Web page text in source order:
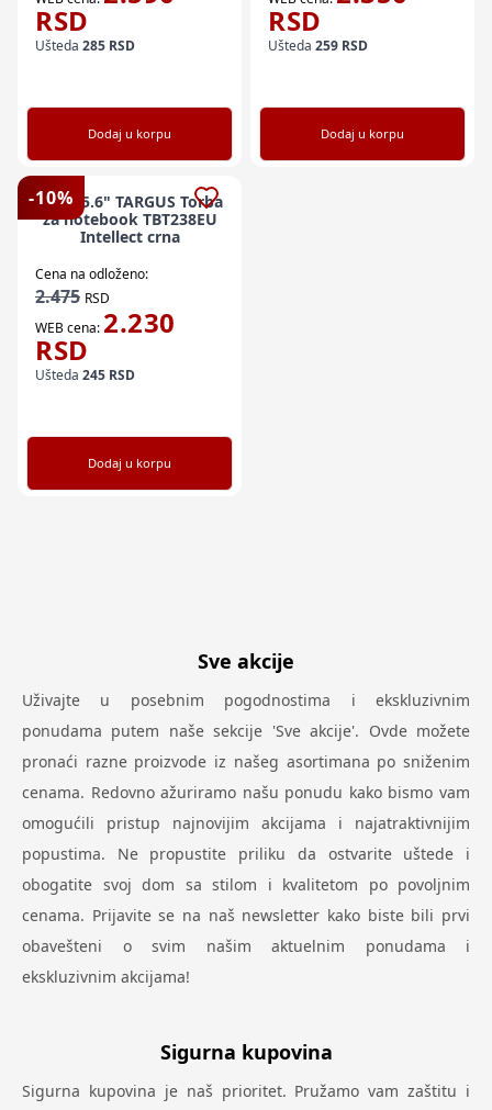
RSD
Ušteda 285 RSD
Dodaj u korpu
RSD
Ušteda 259 RSD
Dodaj u korpu
-10%
NBT 15.6" TARGUS Torba
za notebook TBT238EU
Intellect crna
Cena na odloženo:
2.475 RSD
WEB cena: 2.230
RSD
Ušteda 245 RSD
Dodaj u korpu
Sve akcije
Uživajte u posebnim pogodnostima i ekskluzivnim
ponudama putem naše sekcije 'Sve akcije'. Ovde možete
pronaći razne proizvode iz našeg asortimana po sniženim
cenama. Redovno ažuriramo našu ponudu kako bismo vam
omogućili pristup najnovijim akcijama i najatraktivnijim
popustima. Ne propustite priliku da ostvarite uštede i
obogatite svoj dom sa stilom i kvalitetom po povoljnim
cenama. Prijavite se na naš newsletter kako biste bili prvi
obavešteni o svim našim aktuelnim ponudama i
ekskluzivnim akcijama!
Sigurna kupovina
Sigurna kupovina je naš prioritet. Pružamo vam zaštitu i